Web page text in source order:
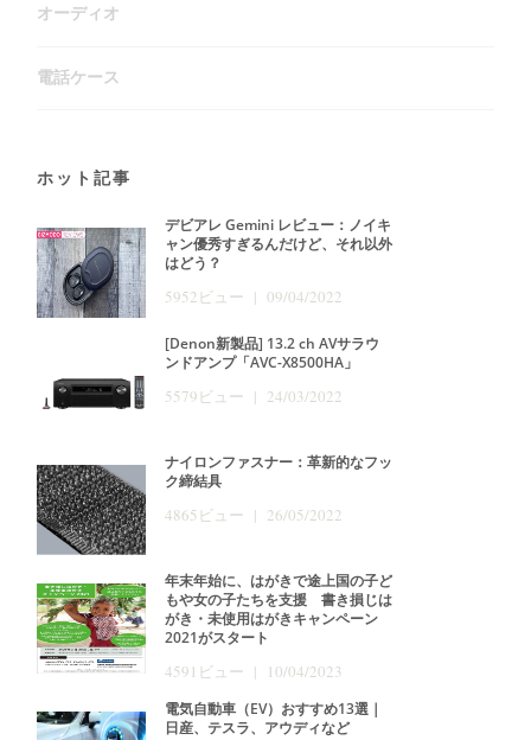
オーディオ
電話ケース
ホット記事
デビアレ Gemini レビュー：ノイキ
ャン優秀すぎるんだけど、それ以外
はどう？
5952ビュー | 09/04/2022
[Denon新製品] 13.2 ch AVサラウ
ンドアンプ「AVC-X8500HA」
5579ビュー | 24/03/2022
ナイロンファスナー：革新的なフッ
ク締結具
4865ビュー | 26/05/2022
年末年始に、はがきで途上国の子ど
もや女の子たちを支援 書き損じは
がき・未使用はがきキャンペーン
2021がスタート
4591ビュー | 10/04/2023
電気自動車（EV）おすすめ13選｜
日産、テスラ、アウディなど